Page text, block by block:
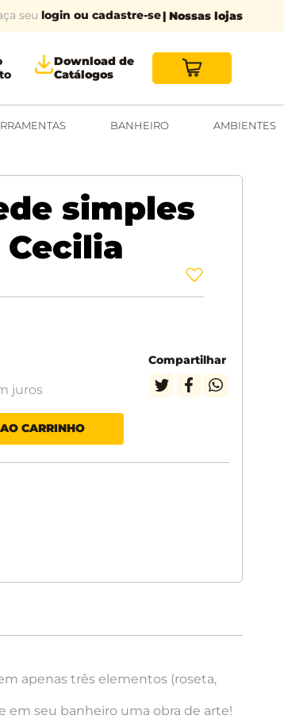
login ou cadastre-se| Nossas lojas
Download de
Catálogos
BANHEIRO AMBIENTES
simples
juros
Compartilhar
CARRINHO
apenas três elementos (roseta,
em seu banheiro uma obra de arte!